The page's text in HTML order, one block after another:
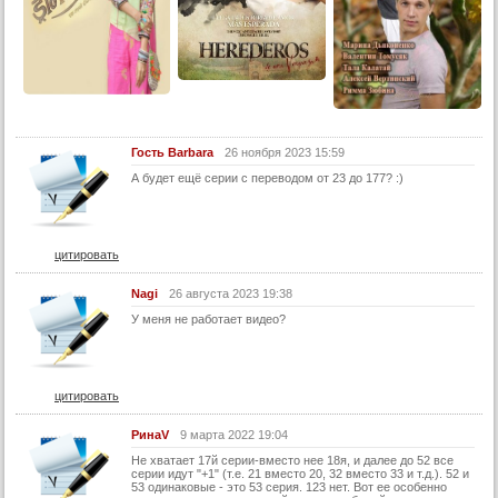
26 серия
28 серия
30 серия
31 серия
32 серия
34 серия
35 серия
36 серия
37 серия
38 серия
40 серия
41 серия
Гость Barbara
26 ноября 2023 15:59
А будет ещё серии с переводом от 23 до 177? :)
цитировать
Nagi
26 августа 2023 19:38
У меня не работает видео?
цитировать
РинаV
9 марта 2022 19:04
Не хватает 17й серии-вместо нее 18я, и далее до 52 все
серии идут "+1" (т.е. 21 вместо 20, 32 вместо 33 и т.д.). 52 и
53 одинаковые - это 53 серия. 123 нет. Вот ее особенно